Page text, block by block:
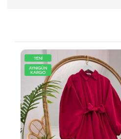
YENİ
AYNIGÜN
KARGO